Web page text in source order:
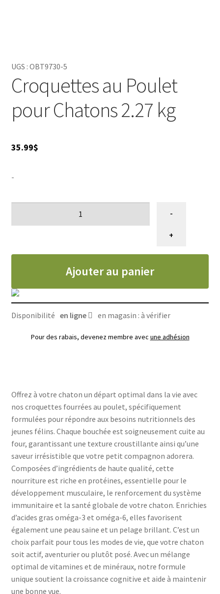
UGS : OBT9730-5
Croquettes au Poulet
pour Chatons 2.27 kg
35.99$
-
Nourriture
chatons
vie
au
Oven-
(
5lb)
-
+
Ajouter au panier
Disponibilité en ligne en magasin : à vérifier
Pour des rabais, devenez membre avec une adhésion
Offrez à votre chaton un départ optimal dans la vie avec
nos croquettes fourrées au poulet, spécifiquement
formulées pour répondre aux besoins nutritionnels des
jeunes félins. Chaque bouchée est soigneusement cuite au
four, garantissant une texture croustillante ainsi qu’une
saveur irrésistible que votre petit compagnon adorera.
Composées d’ingrédients de haute qualité, cette
nourriture est riche en protéines, essentielle pour le
développement musculaire, le renforcement du système
immunitaire et la santé globale de votre chaton. Enrichies
d’acides gras oméga-3 et oméga-6, elles favorisent
également une peau saine et un pelage brillant. C’est un
choix parfait pour tous les modes de vie, que votre chaton
soit actif, aventurier ou plutôt posé. Avec un mélange
optimal de vitamines et de minéraux, notre formule
unique soutient la croissance cognitive et aide à maintenir
une bonne vue.